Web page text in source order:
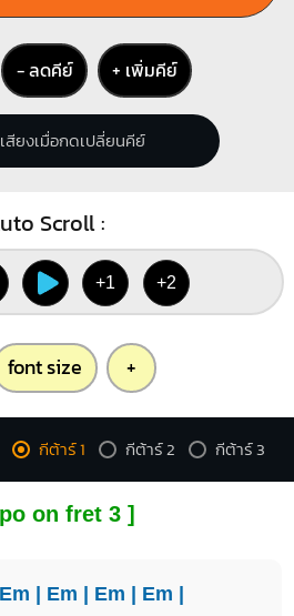
− ลดคีย์ + เพิ่มคีย์
สียงเมื่อกดเปลี่ยนคีย์
Scroll :
+1 +2
font size +
กีต้าร์ 1 กีต้าร์ 2 กีต้าร์ 3
on fret 3 ]
Em | Em | Em | Em |